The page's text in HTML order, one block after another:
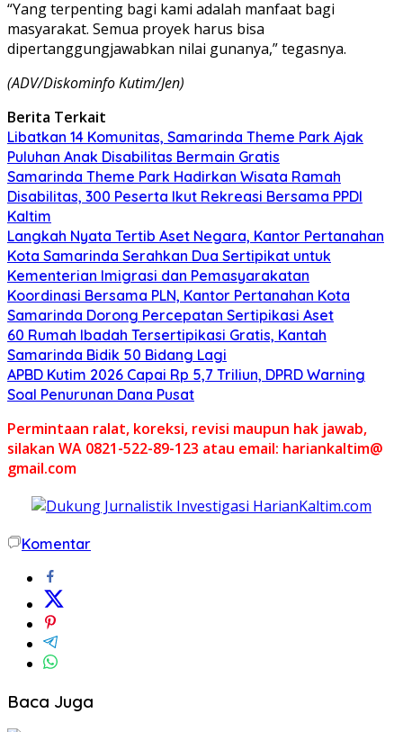
“Yang terpenting bagi kami adalah manfaat bagi
masyarakat. Semua proyek harus bisa
dipertanggungjawabkan nilai gunanya,” tegasnya.
(ADV/Diskominfo Kutim/Jen)
Berita Terkait
Libatkan 14 Komunitas, Samarinda Theme Park Ajak
Puluhan Anak Disabilitas Bermain Gratis
Samarinda Theme Park Hadirkan Wisata Ramah
Disabilitas, 300 Peserta Ikut Rekreasi Bersama PPDI
Kaltim
Langkah Nyata Tertib Aset Negara, Kantor Pertanahan
Kota Samarinda Serahkan Dua Sertipikat untuk
Kementerian Imigrasi dan Pemasyarakatan
Koordinasi Bersama PLN, Kantor Pertanahan Kota
Samarinda Dorong Percepatan Sertipikasi Aset
60 Rumah Ibadah Tersertipikasi Gratis, Kantah
Samarinda Bidik 50 Bidang Lagi
APBD Kutim 2026 Capai Rp 5,7 Triliun, DPRD Warning
Soal Penurunan Dana Pusat
Permintaan ralat, koreksi, revisi maupun hak jawab,
silakan WA 0821-522-89-123 atau email: hariankaltim@
gmail.com
Komentar
Baca Juga